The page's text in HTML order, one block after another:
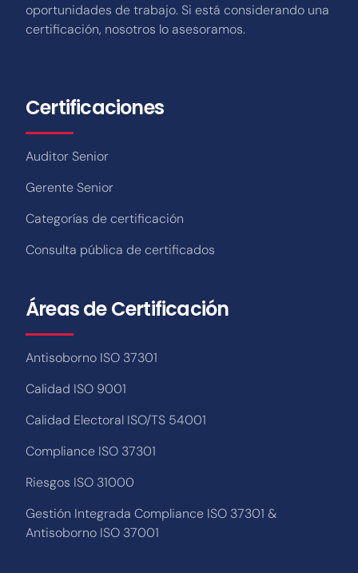
oportunidades de trabajo. Si está considerando una
certificación, nosotros lo asesoramos.
Certificaciones
Auditor Senior
Gerente Senior
Categorías de certificación
Consulta pública de certificados
Áreas de Certificación
Antisoborno ISO 37301
Calidad ISO 9001
Calidad Electoral ISO/TS 54001
Compliance ISO 37301
Riesgos ISO 31000
Gestión Integrada Compliance ISO 37301 &
Antisoborno ISO 37001